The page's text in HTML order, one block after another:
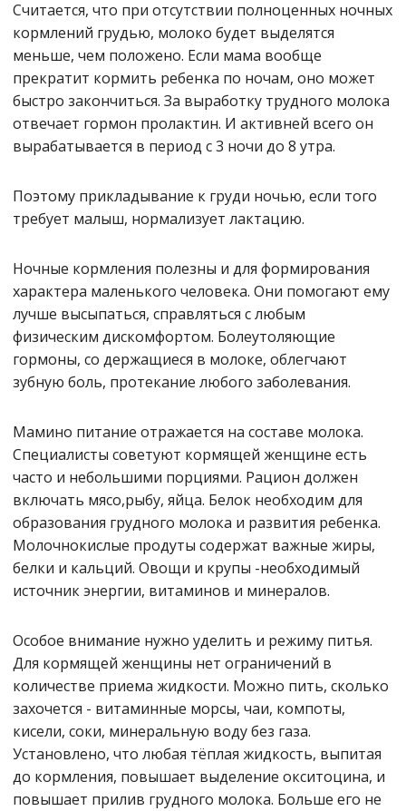
Считается, что при отсутствии полноценных ночных
кормлений грудью, молоко будет выделятся
меньше, чем положено. Если мама вообще
прекратит кормить ребенка по ночам, оно может
быстро закончиться. За выработку трудного молока
отвечает гормон пролактин. И активней всего он
вырабатывается в период с 3 ночи до 8 утра.
Поэтому прикладывание к груди ночью, если того
требует малыш, нормализует лактацию.
Ночные кормления полезны и для формирования
характера маленького человека. Они помогают ему
лучше высыпаться, справляться с любым
физическим дискомфортом. Болеутоляющие
гормоны, со держащиеся в молоке, облегчают
зубную боль, протекание любого заболевания.
Мамино питание отражается на составе молока.
Специалисты советуют кормящей женщине есть
часто и небольшими порциями. Рацион должен
включать мясо,рыбу, яйца. Белок необходим для
образования грудного молока и развития ребенка.
Молочнокислые продуты содержат важные жиры,
белки и кальций. Овощи и крупы -необходимый
источник энергии, витаминов и минералов.
Особое внимание нужно уделить и режиму питья.
Для кормящей женщины нет ограничений в
количестве приема жидкости. Можно пить, сколько
захочется - витаминные морсы, чаи, компоты,
кисели, соки, минеральную воду без газа.
Установлено, что любая тёплая жидкость, выпитая
до кормления, повышает выделение окситоцина, и
повышает прилив грудного молока. Больше его не